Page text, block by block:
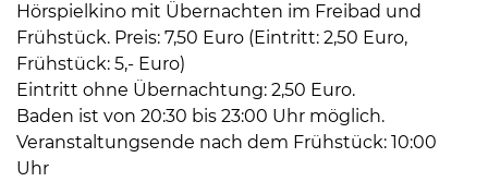
Uhr
sowie
außerhalb
der
Öffnungszeiten
nach
Hörspielkino mit Übernachten im Freibad und
Frühstück. Preis: 7,50 Euro (Eintritt: 2,50 Euro,
Frühstück: 5,- Euro)
Eintritt ohne Übernachtung: 2,50 Euro.
Baden ist von 20:30 bis 23:00 Uhr möglich.
Veranstaltungsende nach dem Frühstück: 10:00
Uhr